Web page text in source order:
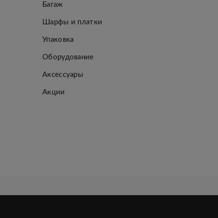
Багаж
Шарфы и платки
Упаковка
Оборудование
Аксессуары
Акции